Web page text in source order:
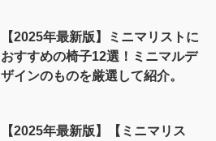
【2025年最新版】ミニマリストに
おすすめの椅子12選！ミニマルデ
ザインのものを厳選して紹介。
【2025年最新版】【ミニマリス